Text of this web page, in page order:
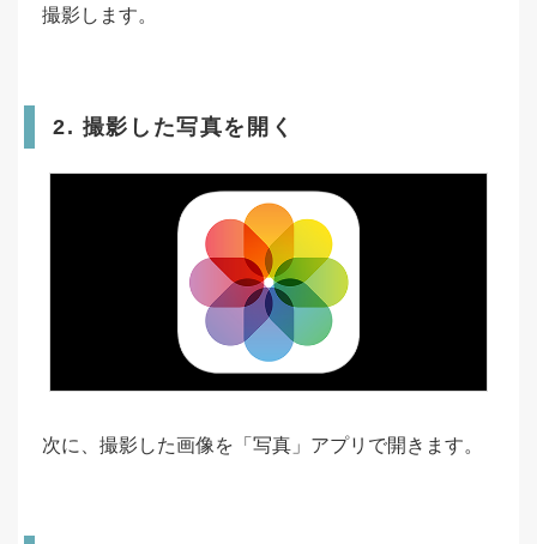
撮影します。
2. 撮影した写真を開く
次に、撮影した画像を「写真」アプリで開きます。